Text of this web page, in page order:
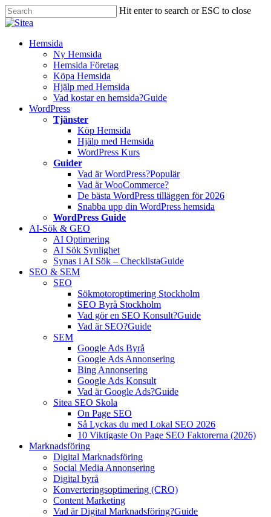
Skip
to
content
Hit enter to search or ESC to close
Close
InnehållHemsida
Ny Hemsida
Hemsida Företag
Köpa Hemsida
Hjälp med Hemsida
Vad kostar en hemsida?Guide
WordPress
Tjänster
Köp Hemsida
Hjälp med Hemsida
WordPress Kurs
Guider
Vad är WordPress?Populär
Vad är WooCommerce?
De bästa WordPress tilläggen för 2026
Snabba upp din WordPress hemsida
WordPress Guide
AI-Sök & GEO
AI Optimering
AI Sök Synlighet
Synas i AI Sök – ChecklistaGuide
SEO & SEM
SEO
Sökmotoroptimering Stockholm
SEO Byrå Stockholm
Vad gör en SEO Konsult?Guide
Vad är SEO?Guide
SEM
Google Ads Byrå
Google Ads Annonsering
Bing Annonsering
Google Ads Konsult
Vad är Google Ads?Guide
Sitea SEO Skola
On Page SEO
Så Lyckas du med Lokal SEO 2026
10 Viktigaste On Page SEO Faktorerna (2026)
Marknadsföring
Digital Marknadsföring
Social Media Annonsering
Digital byrå
Konverteringsoptimering (CRO)
Content Marketing
Vad är Digital Marknadsföring?Guide